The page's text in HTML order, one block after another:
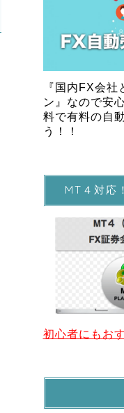
『国内FX会
ン』なので安
料で有料の自
う！！
MT４対応
初心者にもお